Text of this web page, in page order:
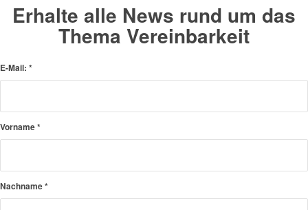
Erhalte alle News rund um das
Thema Vereinbarkeit
E-Mail: *
Vorname*
Nachname*